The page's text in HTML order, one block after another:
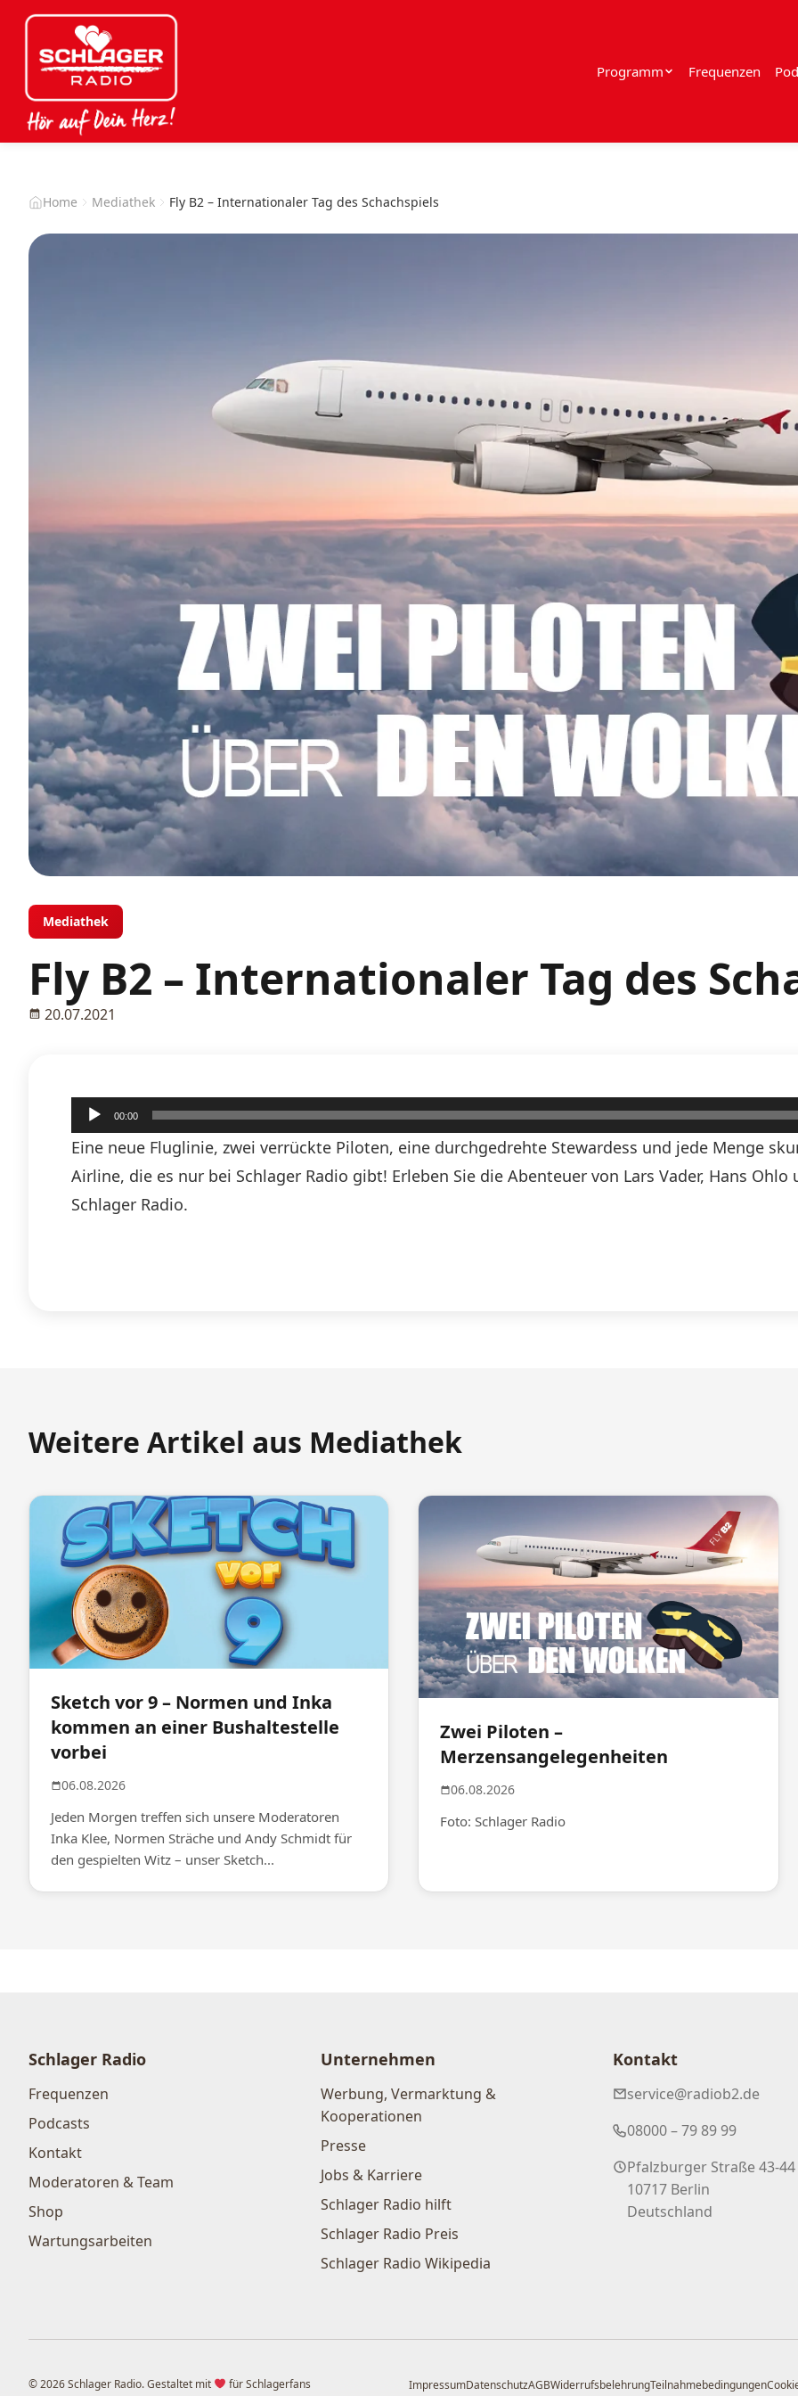
Programm Frequenzen
Home Mediathek Fly B2 – Internationaler Tag des Schachspiels
Mediathek
Fly B2 – Internationaler Tag des
20.07.2021
Audio-
Player
00:00
Eine neue Fluglinie, zwei verrückte Piloten, eine durchgedrehte Stewardess und jede Menge
Airline, die es nur bei Schlager Radio gibt! Erleben Sie die Abenteuer von Lars Vader, Hans Ohlo
Schlager Radio.
Weitere Artikel aus Mediathek
Sketch vor 9 – Normen und Inka
kommen an einer Bushaltestelle
vorbei
06.08.2026
Jeden Morgen treffen sich unsere Moderatoren
Inka Klee, Normen Sträche und Andy Schmidt für
den gespielten Witz – unser Sketch...
Zwei Piloten –
Merzensangelegenheiten
06.08.2026
Foto: Schlager Radio
Schlager Radio
Frequenzen
Podcasts
Kontakt
Moderatoren & Team
Shop
Wartungsarbeiten
Unternehmen
Werbung, Vermarktung &
Kooperationen
Presse
Jobs & Karriere
Schlager Radio hilft
Schlager Radio Preis
Schlager Radio Wikipedia
Kontakt
service@radiob2.de
08000 – 79 89 99
Pfalzburger Straße 43-44
10717 Berlin
Deutschland
© 2026 Schlager Radio. Gestaltet mit für Schlagerfans ImpressumDatenschutzAGBWiderrufsbelehrungTeilnahmebedingungen